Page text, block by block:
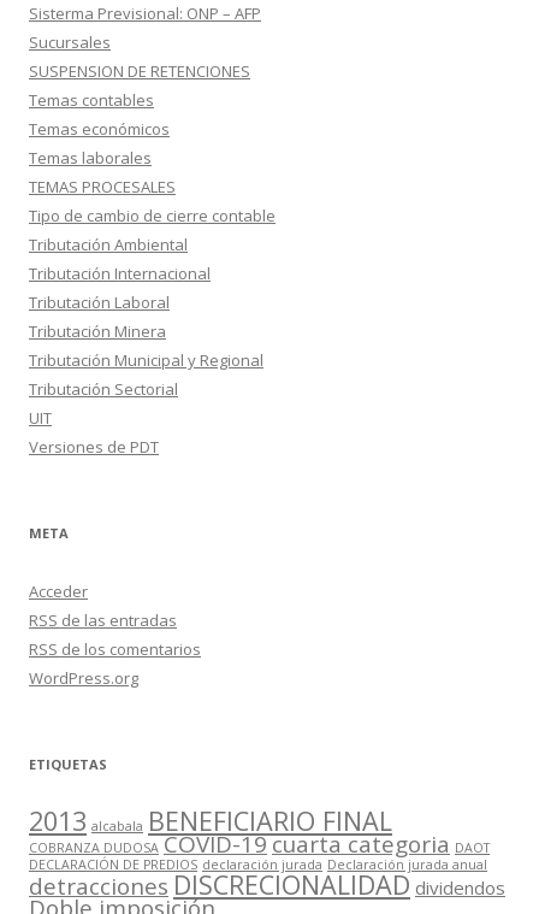
Sisterma Previsional: ONP – AFP
Sucursales
SUSPENSION DE RETENCIONES
Temas contables
Temas económicos
Temas laborales
TEMAS PROCESALES
Tipo de cambio de cierre contable
Tributación Ambiental
Tributación Internacional
Tributación Laboral
Tributación Minera
Tributación Municipal y Regional
Tributación Sectorial
UIT
Versiones de PDT
META
Acceder
RSS de las entradas
RSS de los comentarios
WordPress.org
ETIQUETAS
2013 alcabala BENEFICIARIO FINAL
COBRANZA DUDOSA COVID-19cuarta categoria DAOT
DECLARACIÓN DE PREDIOS declaración jurada Declaración jurada anual
detracciones DISCRECIONALIDAD dividendos